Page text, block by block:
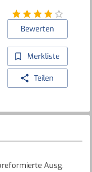
Bewerten
Merkliste
Teilen
Ausg.